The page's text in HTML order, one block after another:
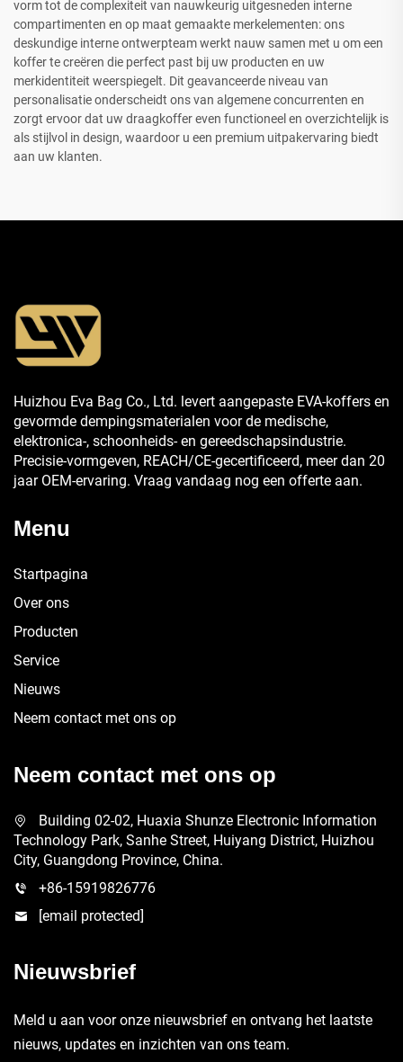
vorm tot de complexiteit van nauwkeurig uitgesneden interne
compartimenten en op maat gemaakte merkelementen: ons
deskundige interne ontwerpteam werkt nauw samen met u om een
koffer te creëren die perfect past bij uw producten en uw
merkidentiteit weerspiegelt. Dit geavanceerde niveau van
personalisatie onderscheidt ons van algemene concurrenten en
zorgt ervoor dat uw draagkoffer even functioneel en overzichtelijk is
als stijlvol in design, waardoor u een premium uitpakervaring biedt
aan uw klanten.
Huizhou Eva Bag Co., Ltd. levert aangepaste EVA-koffers en
gevormde dempingsmaterialen voor de medische,
elektronica-, schoonheids- en gereedschapsindustrie.
Precisie-vormgeven, REACH/CE-gecertificeerd, meer dan 20
jaar OEM-ervaring. Vraag vandaag nog een offerte aan.
Menu
Startpagina
Over ons
Producten
Service
Nieuws
Neem contact met ons op
Neem contact met ons op
Building 02-02, Huaxia Shunze Electronic Information
Technology Park, Sanhe Street, Huiyang District, Huizhou
City, Guangdong Province, China.
+86-15919826776
[email protected]
Nieuwsbrief
Meld u aan voor onze nieuwsbrief en ontvang het laatste
nieuws, updates en inzichten van ons team.